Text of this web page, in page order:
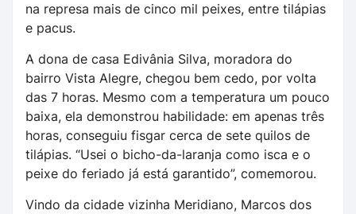
na represa mais de cinco mil peixes, entre tilápias
e pacus.
A dona de casa Edivânia Silva, moradora do
bairro Vista Alegre, chegou bem cedo, por volta
das 7 horas. Mesmo com a temperatura um pouco
baixa, ela demonstrou habilidade: em apenas três
horas, conseguiu fisgar cerca de sete quilos de
tilápias. “Usei o bicho-da-laranja como isca e o
peixe do feriado já está garantido”, comemorou.
Vindo da cidade vizinha Meridiano, Marcos dos